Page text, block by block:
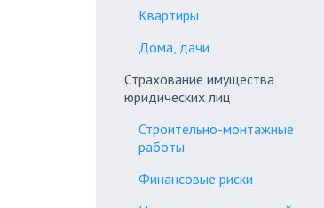
Квартиры
Дома, дачи
Страхование имущества
юридических лиц
Строительно-монтажные
работы
Финансовые риски